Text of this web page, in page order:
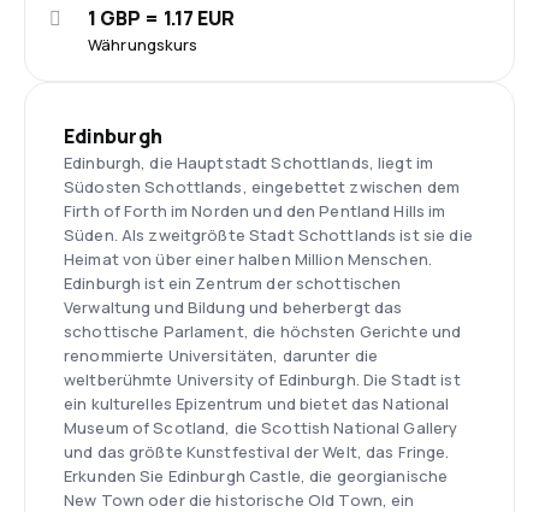
Währungskurs
1 GBP = 1.17 EUR
Edinburgh
Edinburgh, die Hauptstadt Schottlands, liegt im
Südosten Schottlands, eingebettet zwischen dem
Firth of Forth im Norden und den Pentland Hills im
Süden. Als zweitgrößte Stadt Schottlands ist sie die
Heimat von über einer halben Million Menschen.
Edinburgh ist ein Zentrum der schottischen
Verwaltung und Bildung und beherbergt das
schottische Parlament, die höchsten Gerichte und
renommierte Universitäten, darunter die
weltberühmte University of Edinburgh. Die Stadt ist
ein kulturelles Epizentrum und bietet das National
Museum of Scotland, die Scottish National Gallery
und das größte Kunstfestival der Welt, das Fringe.
Erkunden Sie Edinburgh Castle, die georgianische
New Town oder die historische Old Town, ein